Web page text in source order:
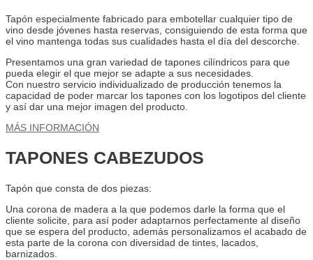
Tapón especialmente fabricado para embotellar cualquier tipo de
vino desde jóvenes hasta reservas, consiguiendo de esta forma que
el vino mantenga todas sus cualidades hasta el día del descorche.
Presentamos una gran variedad de tapones cilíndricos para que
pueda elegir el que mejor se adapte a sus necesidades.
Con nuestro servicio individualizado de producción tenemos la
capacidad de poder marcar los tapones con los logotipos del cliente
y así dar una mejor imagen del producto.
MÁS INFORMACIÓN
TAPONES CABEZUDOS
Tapón que consta de dos piezas:
Una corona de madera a la que podemos darle la forma que el
cliente solicite, para así poder adaptarnos perfectamente al diseño
que se espera del producto, además personalizamos el acabado de
esta parte de la corona con diversidad de tintes, lacados,
barnizados.